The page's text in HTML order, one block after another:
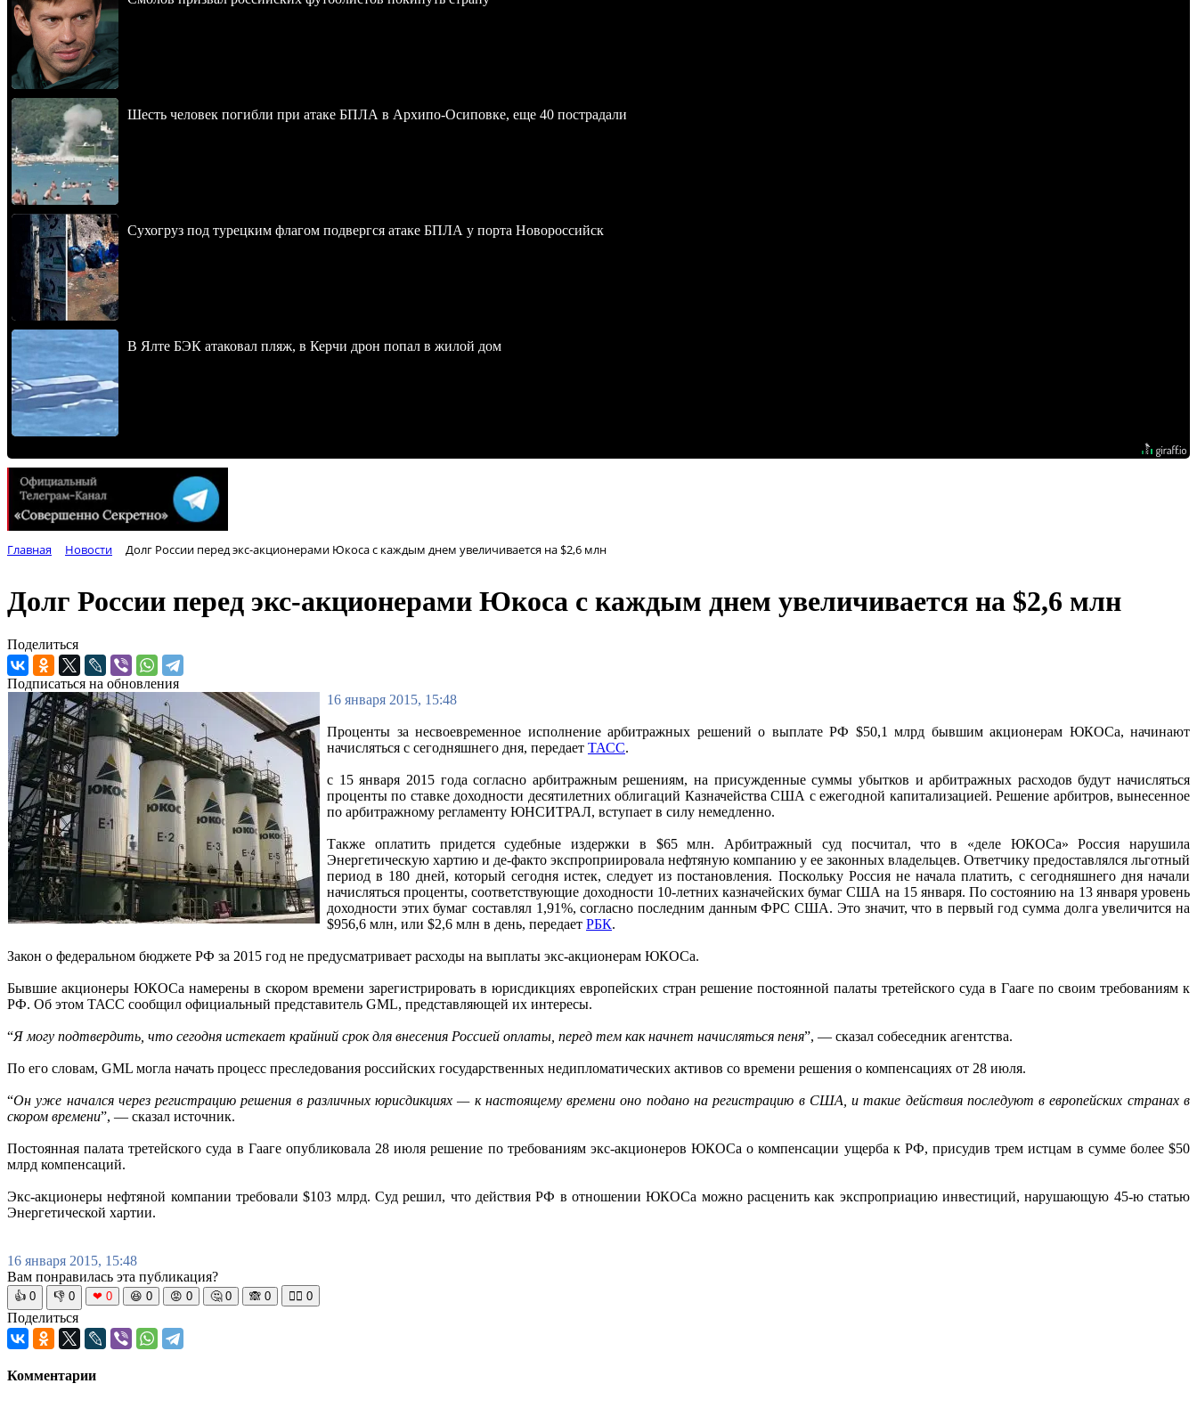
Шесть человек погибли при атаке БПЛА в Архипо-Осиповке, еще 40 пострадали
Сухогруз под турецким флагом подвергся атаке БПЛА у порта Новороссийск
В Ялте БЭК атаковал пляж, в Керчи дрон попал в жилой дом
Главная Новости Долг России перед экс-акционерами Юкоса с каждым днем увеличивается на $2,6 млн
Долг России перед экс-акционерами Юкоса с каждым днем увеличивается на $2,6 млн
Поделиться
Подписаться на обновления
16 января 2015, 15:48
Проценты за несвоевременное исполнение арбитражных решений о выплате РФ $50,1 млрд бывшим акционерам ЮКОСа, начинают
начисляться с сегодняшнего дня, передает ТАСС.
с 15 января 2015 года согласно арбитражным решениям, на присужденные суммы убытков и арбитражных расходов будут начисляться
проценты по ставке доходности десятилетних облигаций Казначейства США с ежегодной капитализацией. Решение арбитров, вынесенное
по арбитражному регламенту ЮНСИТРАЛ, вступает в силу немедленно.
Также оплатить придется судебные издержки в $65 млн. Арбитражный суд посчитал, что в «деле ЮКОСа» Россия нарушила
Энергетическую хартию и де-факто экспроприировала нефтяную компанию у ее законных владельцев. Ответчику предоставлялся льготный
период в 180 дней, который сегодня истек, следует из постановления. Поскольку Россия не начала платить, с сегодняшнего дня начали
начисляться проценты, соответствующие доходности 10-летних казначейских бумаг США на 15 января. По состоянию на 13 января уровень
доходности этих бумаг составлял 1,91%, согласно последним данным ФРС США. Это значит, что в первый год сумма долга увеличится на
$956,6 млн, или $2,6 млн в день, передает РБК.
Закон о федеральном бюджете РФ за 2015 год не предусматривает расходы на выплаты экс-акционерам ЮКОСа.
Бывшие акционеры ЮКОСа намерены в скором времени зарегистрировать в юрисдикциях европейских стран решение постоянной палаты третейского суда в Гааге по своим требованиям к
РФ. Об этом ТАСС сообщил официальный представитель GML, представляющей их интересы.
“Я могу подтвердить, что сегодня истекает крайний срок для внесения Россией оплаты, перед тем как начнет начисляться пеня”, — сказал собеседник агентства.
По его словам, GML могла начать процесс преследования российских государственных недипломатических активов со времени решения о компенсациях от 28 июля.
“Он уже начался через регистрацию решения в различных юрисдикциях — к настоящему времени оно подано на регистрацию в США, и такие действия последуют в европейских странах в
скором времени”, — сказал источник.
Постоянная палата третейского суда в Гааге опубликовала 28 июля решение по требованиям экс-акционеров ЮКОСа о компенсации ущерба к РФ, присудив трем истцам в сумме более $50
млрд компенсаций.
Экс-акционеры нефтяной компании требовали $103 млрд. Суд решил, что действия РФ в отношении ЮКОСа можно расценить как экспроприацию инвестиций, нарушающую 45-ю статью
Энергетической хартии.
16 января 2015, 15:48
Вам понравилась эта публикация?
👍 0 👎 0 ❤ 0 😆 0 😡 0 🤔 0 🙈 0 🧘‍♀️ 0
Поделиться
Комментарии